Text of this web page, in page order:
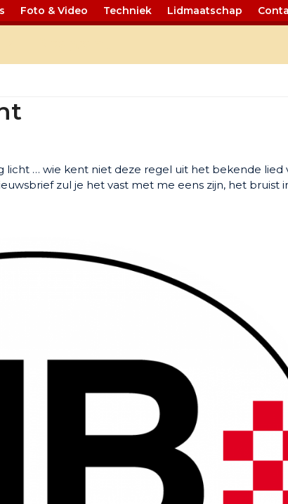
Foto & Video Techniek Lidmaatschap
licht … wie kent niet deze regel uit het bekende lied
zul je het vast met me eens zijn, het bruist